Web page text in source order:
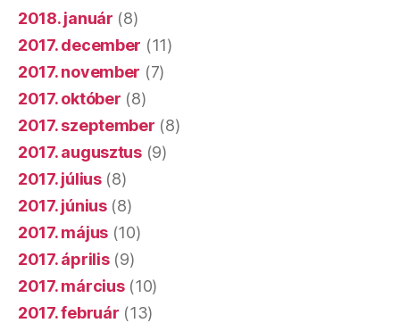
2018. január (8)
2017. december (11)
2017. november (7)
2017. október (8)
2017. szeptember (8)
2017. augusztus(9)
2017. július(8)
2017. június(8)
2017. május (10)
2017. április(9)
2017. március(10)
2017. február (13)